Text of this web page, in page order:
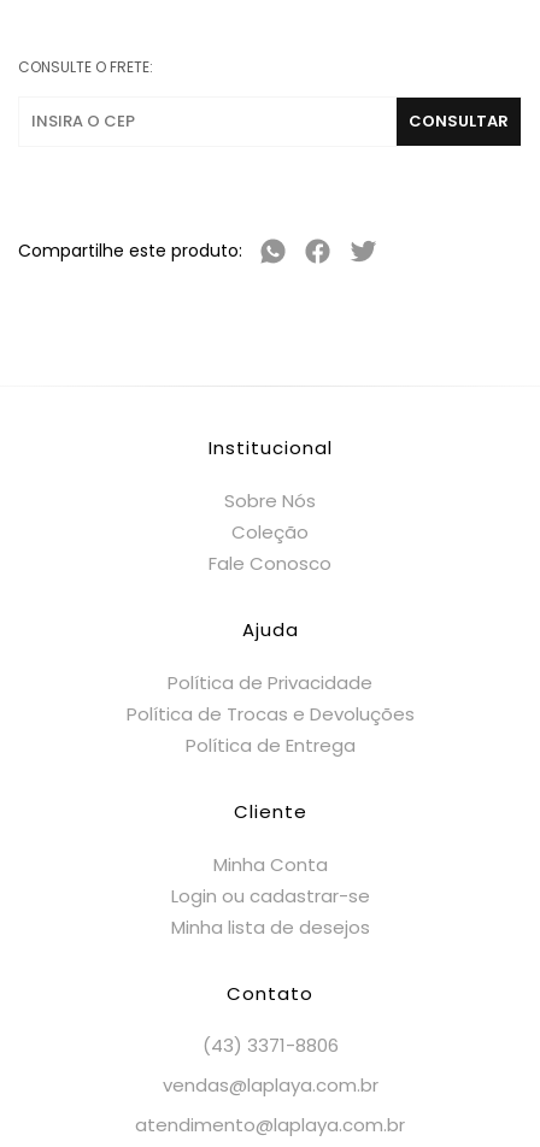
CONSULTE O FRETE:
Compartilhe este produto:
Institucional
Sobre Nós
Coleção
Fale Conosco
Ajuda
Política de Privacidade
Política de Trocas e Devoluções
Política de Entrega
Cliente
Minha Conta
Login ou cadastrar-se
Minha lista de desejos
Contato
(43) 3371-8806
vendas@laplaya.com.br
atendimento@laplaya.com.br